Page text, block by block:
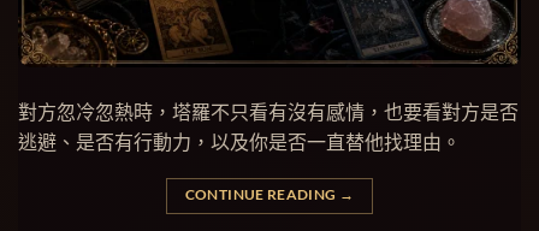
對方忽冷忽熱時，塔羅不只看有沒有感情，也要看對方是否
逃避、是否有行動力，以及你是否一直替他找理由。
CONTINUE READING →